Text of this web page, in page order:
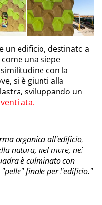
un edificio, destinato a
una siepe
con la
si è giunti alla
sviluppando un
organica all'edificio,
natura, nel mare, nei
è culminato con
finale per l'edificio."